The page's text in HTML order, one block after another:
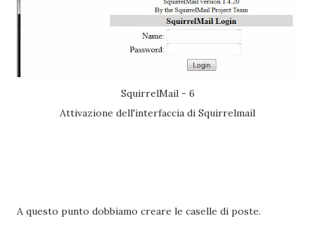
SquirrelMail - 6
Attivazione dell'interfaccia di Squirrelmail
A questo punto dobbiamo creare le caselle di poste.